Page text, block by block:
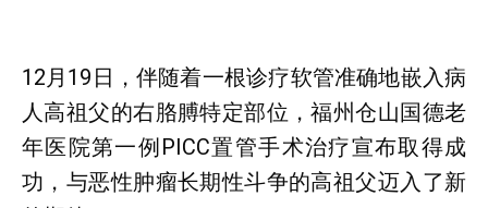
12月19日，伴随着一根诊疗软管准确地嵌入病
人高祖父的右胳膊特定部位，福州仓山国德老
年医院第一例PICC置管手术治疗宣布取得成
功，与恶性肿瘤长期性斗争的高祖父迈入了新